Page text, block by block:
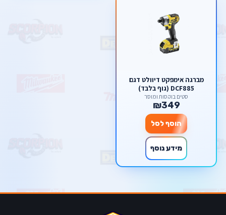
מברגה אימפקט דיוולט דגם
DCF885 (גוף בלבד)
סטים בוקסות ומוסך
₪349
הוסף לסל
מידע נוסף